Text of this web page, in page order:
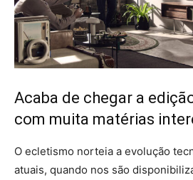
Acaba de chegar a
com muita matérias
O ecletismo norteia a evolução
atuais, quando nos são